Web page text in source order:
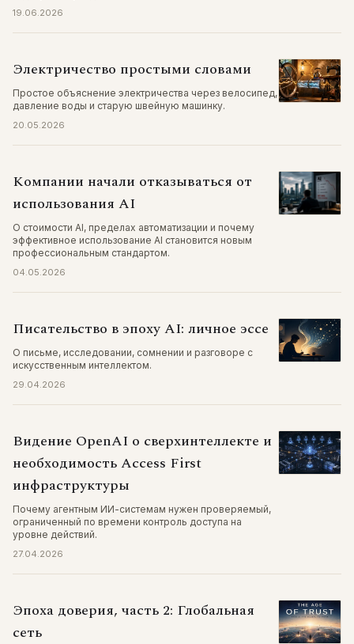
19.06.2026
Электричество простыми словами
Простое объяснение электричества через велосипед,
давление воды и старую швейную машинку.
20.05.2026
Компании начали отказываться от
использования AI
О стоимости AI, пределах автоматизации и почему
эффективное использование AI становится новым
профессиональным стандартом.
04.05.2026
Писательство в эпоху AI: личное эссе
О письме, исследовании, сомнении и разговоре с
искусственным интеллектом.
29.04.2026
Видение OpenAI о сверхинтеллекте и
необходимость Access First
инфраструктуры
Почему агентным ИИ-системам нужен проверяемый,
ограниченный по времени контроль доступа на
уровне действий.
27.04.2026
Эпоха доверия, часть 2: Глобальная
сеть